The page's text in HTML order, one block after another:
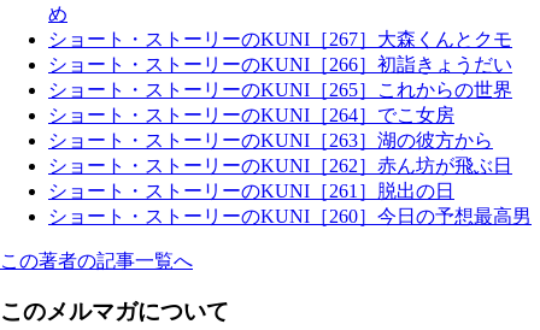
め
ショート・ストーリーのKUNI［267］大森くんとクモ
ショート・ストーリーのKUNI［266］初詣きょうだい
ショート・ストーリーのKUNI［265］これからの世界
ショート・ストーリーのKUNI［264］でこ女房
ショート・ストーリーのKUNI［263］湖の彼方から
ショート・ストーリーのKUNI［262］赤ん坊が飛ぶ日
ショート・ストーリーのKUNI［261］脱出の日
ショート・ストーリーのKUNI［260］今日の予想最高男
この著者の記事一覧へ
このメルマガについて